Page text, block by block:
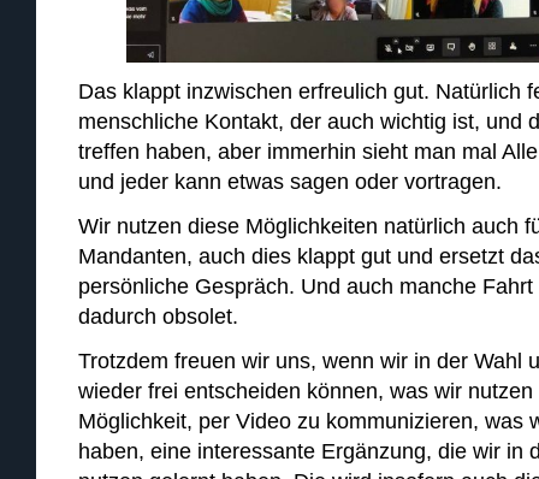
Das klappt inzwischen erfreulich gut. Natürlich
menschliche Kontakt, der auch wichtig ist, und
treffen haben, aber immerhin sieht man mal
und jeder kann etwas sagen oder vortragen.
Wir nutzen diese Möglichkeiten natürlich auch
Mandanten, auch dies klappt gut und ersetzt
persönliche Gespräch. Und auch manche
dadurch obsolet.
Trotzdem freuen wir uns, wenn wir in der Wahl
wieder frei entscheiden können, was wir
Möglichkeit, per Video zu kommunizieren, was
haben, eine interessante Ergänzung, die wir in